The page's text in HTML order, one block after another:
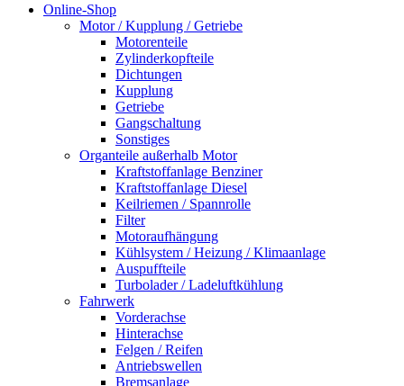
Online-Shop
Motor / Kupplung / Getriebe
Motorenteile
Zylinderkopfteile
Dichtungen
Kupplung
Getriebe
Gangschaltung
Sonstiges
Organteile außerhalb Motor
Kraftstoffanlage Benziner
Kraftstoffanlage Diesel
Keilriemen / Spannrolle
Filter
Motoraufhängung
Kühlsystem / Heizung / Klimaanlage
Auspuffteile
Turbolader / Ladeluftkühlung
Fahrwerk
Vorderachse
Hinterachse
Felgen / Reifen
Antriebswellen
Bremsanlage